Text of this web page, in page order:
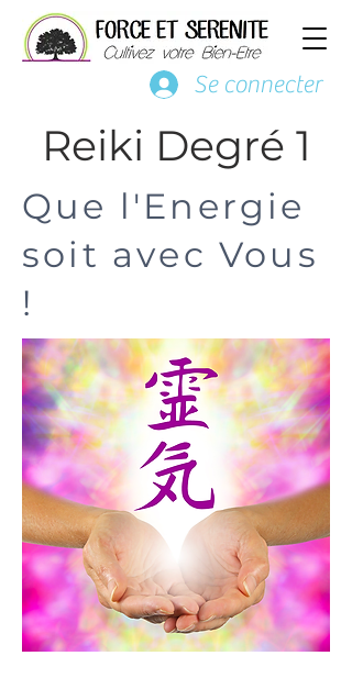
Se connecter
Reiki Degré 1
Que l'Energie
soit avec Vous
!